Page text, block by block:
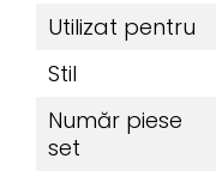
Utilizat pentru
Stil
Număr piese
set